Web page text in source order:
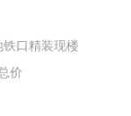
口精装现楼
价